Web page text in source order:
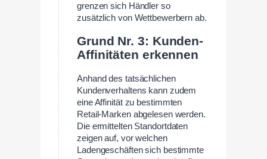
grenzen sich Händler so
zusätzlich von Wettbewerbern ab.
Grund Nr. 3: Kunden-
Affinitäten erkennen
Anhand des tatsächlichen
Kundenverhaltens kann zudem
eine Affinität zu bestimmten
Retail-Marken abgelesen werden.
Die ermittelten Standortdaten
zeigen auf, vor welchen
Ladengeschäften sich bestimmte